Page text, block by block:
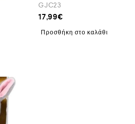
GJC23
17,99€
Προσθήκη στο καλάθι